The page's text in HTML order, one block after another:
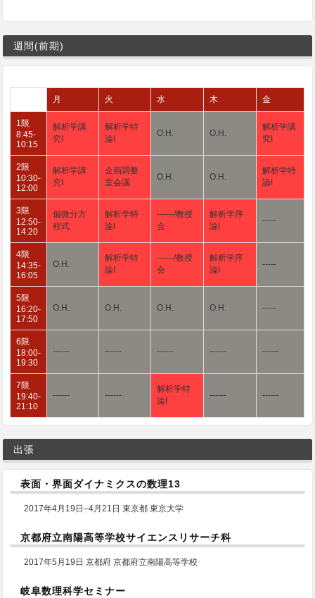
週間(前期)
月 火 水 木 金
1限
8:45-
10:15
解析学講
究I
解析学特
論I
O.H. O.H.
解析学講
究I
2限
10:30-
12:00
解析学講
究I
企画調整
室会議
O.H. O.H.
解析学特
論I
3限
12:50-
14:20
偏微分方
程式
解析学特
論I
------/教授
会
解析学序
論I
-----
4限
14:35-
16:05
O.H.
解析学特
論I
------/教授
会
解析学序
論I
-----
5限
16:20-
17:50
O.H. O.H. O.H. O.H. -----
6限
18:00-
19:30
------ ------ ------ ------ ------
7限
19:40-
21:10
------ ------
解析学特
論I
------ ------
出張
表面・界面ダイナミクスの数理13
2017年4月19日–4月21日 東京都 東京大学
京都府立南陽高等学校サイエンスリサーチ科
2017年5月19日 京都府 京都府立南陽高等学校
岐阜数理科学セミナー